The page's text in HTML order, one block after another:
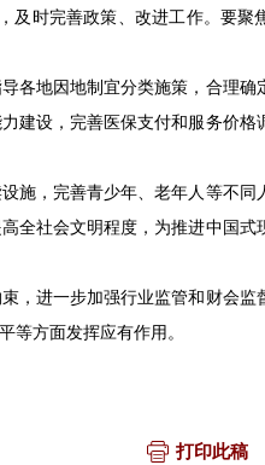
及时完善政策、改进工作。要聚
各地因地制宜分类施策，合理确
建设，完善医保支付和服务价格
施，完善青少年、老年人等不同
全社会文明程度，为推进中国式
，进一步加强行业监管和财会监
等方面发挥应有作用。
打印此稿